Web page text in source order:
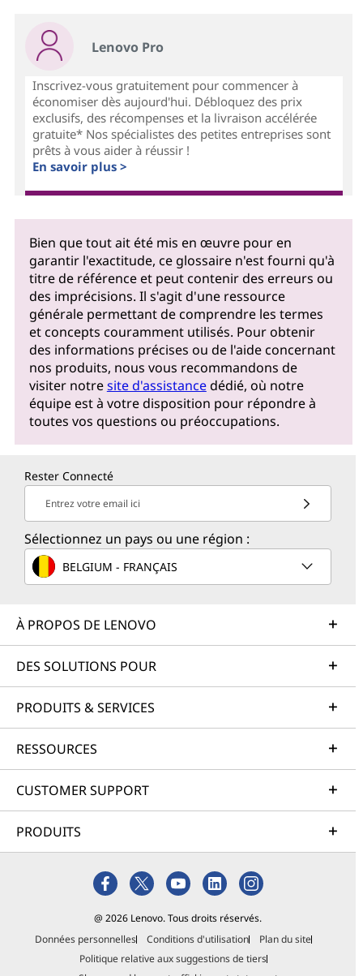
Lenovo Pro
Inscrivez-vous gratuitement pour commencer à
économiser dès aujourd'hui. Débloquez des prix
exclusifs, des récompenses et la livraison accélérée
gratuite* Nos spécialistes des petites entreprises sont
prêts à vous aider à réussir !
En savoir plus >
Bien que tout ait été mis en œuvre pour en
garantir l'exactitude, ce glossaire n'est fourni qu'à
titre de référence et peut contenir des erreurs ou
des imprécisions. Il s'agit d'une ressource
générale permettant de comprendre les termes
et concepts couramment utilisés. Pour obtenir
des informations précises ou de l'aide concernant
nos produits, nous vous recommandons de
visiter notresite d'assistancedédié, où notre
équipe est à votre disposition pour répondre à
toutes vos questions ou préoccupations.
Rester Connecté
Entrez votre email ici
Sélectionnez un pays ou une région :
BELGIUM - FRANÇAIS
À PROPOS DE LENOVO
DES SOLUTIONS POUR
PRODUITS & SERVICES
RESSOURCES
CUSTOMER SUPPORT
PRODUITS
@ 2026 Lenovo. Tous droits réservés.
Données personnelles
Conditions d'utilisation
Plan du site
Politique relative aux suggestions de tiers